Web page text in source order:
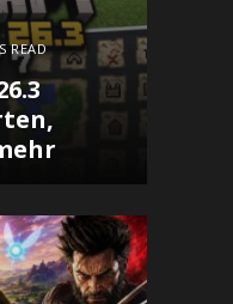
READ